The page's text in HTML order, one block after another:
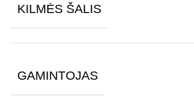
KILMĖS ŠALIS
GAMINTOJAS